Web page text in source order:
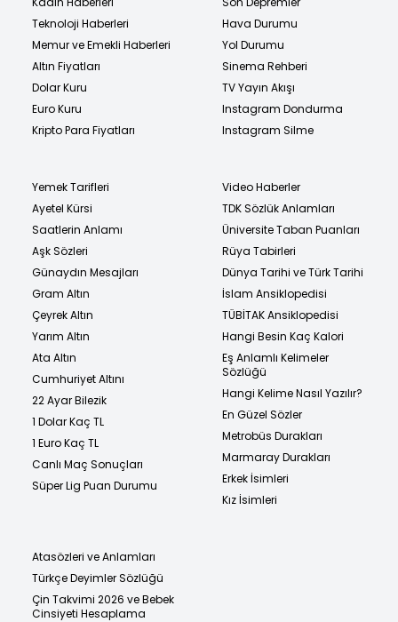
Teknoloji Haberleri
Memur ve Emekli Haberleri
Altın Fiyatları
Dolar Kuru
Euro Kuru
Kripto Para Fiyatları
Hava Durumu
Yol Durumu
Sinema Rehberi
TV Yayın Akışı
Instagram Dondurma
Instagram Silme
Yemek Tarifleri
Ayetel Kürsi
Saatlerin Anlamı
Aşk Sözleri
Günaydın Mesajları
Gram Altın
Çeyrek Altın
Yarım Altın
Ata Altın
Cumhuriyet Altını
22 Ayar Bilezik
1 Dolar Kaç TL
1 Euro Kaç TL
Canlı Maç Sonuçları
Süper Lig Puan Durumu
Video Haberler
TDK Sözlük Anlamları
Üniversite Taban Puanları
Rüya Tabirleri
Dünya Tarihi ve Türk Tarihi
İslam Ansiklopedisi
TÜBİTAK Ansiklopedisi
Hangi Besin Kaç Kalori
Eş Anlamlı Kelimeler
Sözlüğü
Hangi Kelime Nasıl Yazılır?
En Güzel Sözler
Metrobüs Durakları
Marmaray Durakları
Erkek İsimleri
Kız İsimleri
Atasözleri ve Anlamları
Türkçe Deyimler Sözlüğü
Çin Takvimi 2026 ve Bebek
Cinsiyeti Hesaplama